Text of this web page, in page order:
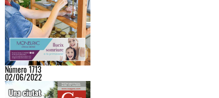
Número 1713
02/06/2022